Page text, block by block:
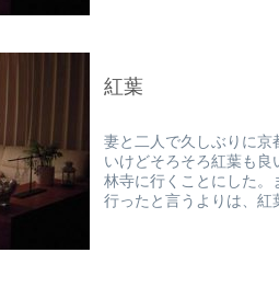
紅葉
妻と二人で久しぶりに京
いけどそろそろ紅葉も
林寺に行くことにした。
行ったと言うよりは、紅